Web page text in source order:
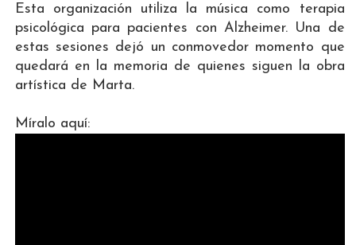
Esta organización utiliza la música como terapia
psicológica para pacientes con Alzheimer. Una de
estas sesiones dejó un conmovedor momento que
quedará en la memoria de quienes siguen la obra
artística de Marta.
Míralo aquí: